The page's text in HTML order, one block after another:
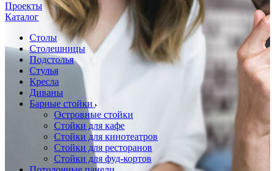
Проекты
Каталог
Столы
Столешницы
Подстолья
Стулья
Кресла
Диваны
Барные стойки
Островные стойки
Стойки для кафе
Стойки для кинотеатров
Стойки для ресторанов
Стойки для фуд-кортов